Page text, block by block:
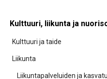
Kulttuuri, liikunta ja
Kulttuuri ja taide
Liikunta
Liikuntapalveluiden ja